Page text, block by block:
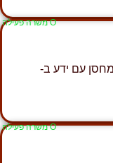
Ο משרה פעילה
עם ידע ב-
Ο משרה פעילה